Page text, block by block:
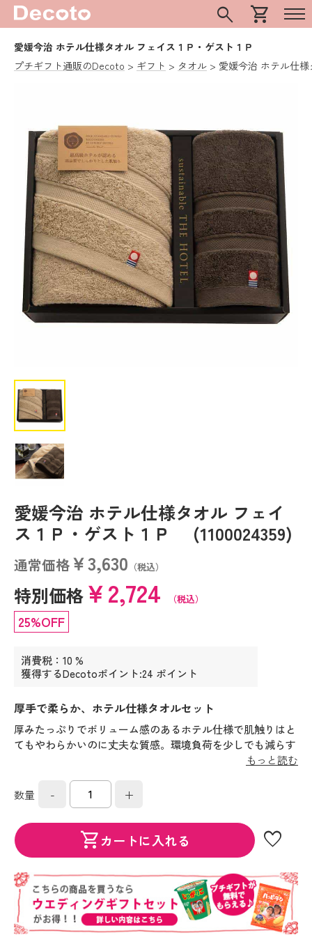
search shopping_cart
愛媛今治 ホテル仕様タオル フェイス１Ｐ・ゲスト１Ｐ
プチギフト通販のDecoto
ギフト タオル 愛媛今治 ホテル仕
愛媛今治 ホテル仕様タオル フェイ
ス１Ｐ・ゲスト１Ｐ (1100024359)
通常価格￥3,630 （税込）
特別価格￥2,724 （税込）
25%OFF
消費税：10 %
獲得するDecotoポイント:24 ポイント
厚手で柔らか、ホテル仕様タオルセット
厚みたっぷりでボリューム感のあるホテル仕様で肌触りはと
てもやわらかいのに丈夫な質感。環境負荷を少しでも減らす
サステナブルな取組みとして、タオルを織る電力は太陽光発
もっと読む
数量 - +
shopping_cartカートに入れる favorite